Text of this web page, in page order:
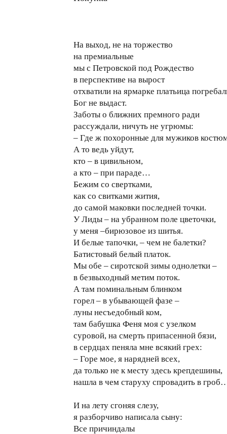
На выход, не на торжество
на премиальные
мы с Петровской под Рождество
в перспективе на вырост
отхватили на ярмарке платьица
Бог не выдаст.
Заботы о ближних премного ради
рассуждали, ничуть не угрюмы:
– Где ж похоронные для мужиков
А то ведь уйдут,
кто – в цивильном,
а кто – при параде…
Бежим со свертками,
как со свитками жития,
до самой маковки последней точки.
У Лиды – на убранном поле цветочки,
у меня –бирюзовое из шитья.
И белые тапочки, – чем не балетки?
Батистовый белый платок.
Мы обе – сиротской зимы однолетки –
в безвыходный метим поток.
А там поминальным блинком
горел – в убывающей фазе –
луны несъедобный ком,
там бабушка Феня моя с узелком
суровой, на смерть припасенной бязи,
в сердцах пеняла мне всякий грех:
– Горе мое, я нарядней всех,
да только не к месту здесь крепдешины,
нашла в чем старуху спровадить в
И на лету сгоняя слезу,
я разборчиво написала сыну:
Все причиндалы